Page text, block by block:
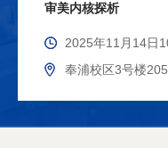
审美内核探析
2025年11月14日
奉浦校区3号楼